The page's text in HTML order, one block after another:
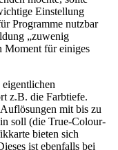
Einstellung
Programme nutzbar
„zuwenig
Moment für einiges
z.B. die Farbtiefe.
mit bis zu
soll (die True-Colour-
bieten sich
ist ebenfalls bei